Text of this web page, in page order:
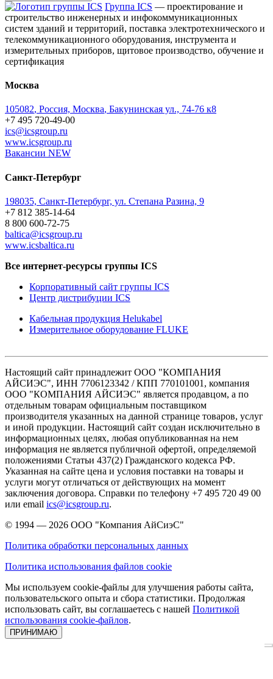
Группа ICS — проектирование и
строительство инженерных и инфокоммуникационных
систем зданий и территорий, поставка электротехнического и
телекоммуникационного оборудования, инструмента и
измерительных приборов, щитовое производство, обучение и
сертификация
Москва
105082, Россия, Москва, Бакунинская ул., 74-76 к8
+7 495 720-49-00
ics@icsgroup.ru
www.icsgroup.ru
Вакансии NEW
Санкт-Петербург
198035, Санкт-Петербург, ул. Степана Разина, 9
+7 812 385-14-64
8 800 600-72-75
baltica@icsgroup.ru
www.icsbaltica.ru
Все интернет-ресурсы группы ICS
Корпоративный сайт группы ICS
Центр дистрибуции ICS
Кабельная продукция Helukabel
Измерительное оборудование FLUKE
Настоящий сайт принадлежит ООО "КОМПАНИЯ
АЙСИЭС", ИНН 7706123342 / КПП 770101001, компания
ООО "КОМПАНИЯ АЙСИЭС" является продавцом, а по
отдельным товарам официальным поставщиком
производителя указанных на данной странице товаров, услуг
и иной продукции. Настоящий сайт создан исключительно в
информационных целях, любая опубликованная на нем
информация не является публичной офертой, определяемой
положениями Статьи 437(2) Гражданского кодекса РФ.
Указанная на сайте цена и условия поставки на товары и
услуги могут отличаться от действующих на момент
заключения договора. Справки по телефону +7 495 720 49 00
или email ics@icsgroup.ru.
© 1994 — 2026 ООО "Компания АйСиэС"
Политика обработки персональных данных
Политика использования файлов cookie
Мы используем cookie-файлы для улучшения работы сайта,
пользовательского опыта и сбора статистики. Продолжая
использовать сайт, вы соглашаетесь с нашей Политикой
использования cookie-файлов.
ПРИНИМАЮ